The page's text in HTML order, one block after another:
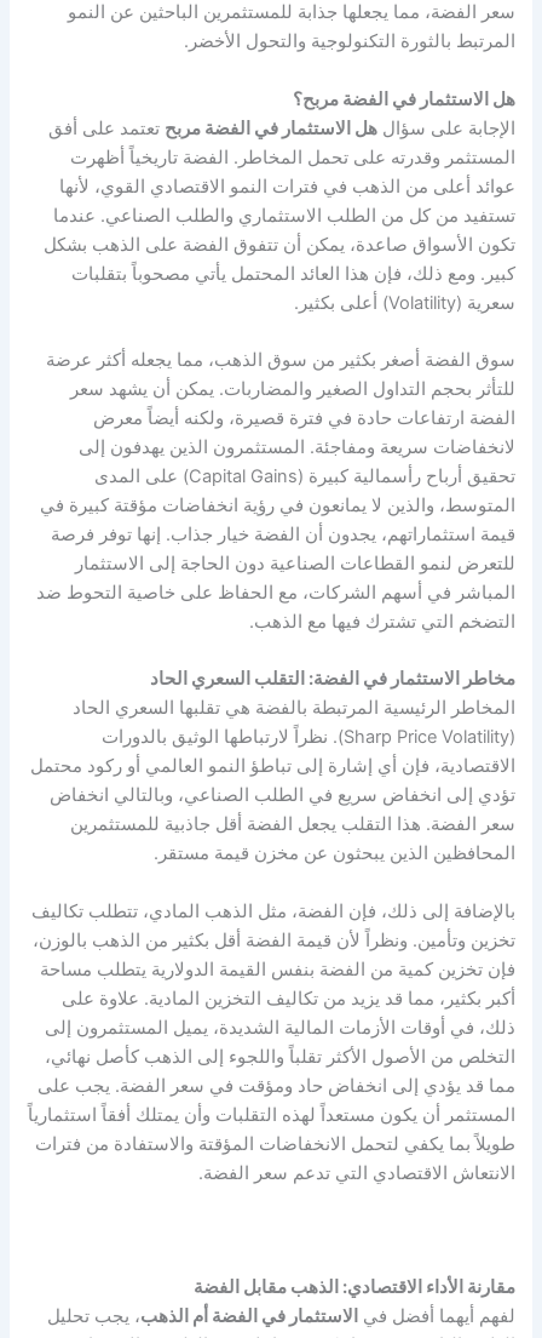
سعر الفضة، مما يجعلها جذابة للمستثمرين الباحثين عن النمو
المرتبط بالثورة التكنولوجية والتحول الأخضر.
هل الاستثمار في الفضة مربح؟
الإجابة على سؤال هل الاستثمار في الفضة مربحتعتمد على أفق
المستثمر وقدرته على تحمل المخاطر. الفضة تاريخياً أظهرت
عوائد أعلى من الذهب في فترات النمو الاقتصادي القوي، لأنها
تستفيد من كل من الطلب الاستثماري والطلب الصناعي. عندما
تكون الأسواق صاعدة، يمكن أن تتفوق الفضة على الذهب بشكل
كبير. ومع ذلك، فإن هذا العائد المحتمل يأتي مصحوباً بتقلبات
سعرية (Volatility) أعلى بكثير.
سوق الفضة أصغر بكثير من سوق الذهب، مما يجعله أكثر عرضة
للتأثر بحجم التداول الصغير والمضاربات. يمكن أن يشهد سعر
الفضة ارتفاعات حادة في فترة قصيرة، ولكنه أيضاً معرض
لانخفاضات سريعة ومفاجئة. المستثمرون الذين يهدفون إلى
تحقيق أرباح رأسمالية كبيرة (Capital Gains) على المدى
المتوسط، والذين لا يمانعون في رؤية انخفاضات مؤقتة كبيرة في
قيمة استثماراتهم، يجدون أن الفضة خيار جذاب. إنها توفر فرصة
للتعرض لنمو القطاعات الصناعية دون الحاجة إلى الاستثمار
المباشر في أسهم الشركات، مع الحفاظ على خاصية التحوط ضد
التضخم التي تشترك فيها مع الذهب.
مخاطر الاستثمار في الفضة: التقلب السعري الحاد
المخاطر الرئيسية المرتبطة بالفضة هي تقلبها السعري الحاد
(Sharp Price Volatility). نظراً لارتباطها الوثيق بالدورات
الاقتصادية، فإن أي إشارة إلى تباطؤ النمو العالمي أو ركود محتمل
تؤدي إلى انخفاض سريع في الطلب الصناعي، وبالتالي انخفاض
سعر الفضة. هذا التقلب يجعل الفضة أقل جاذبية للمستثمرين
المحافظين الذين يبحثون عن مخزن قيمة مستقر.
بالإضافة إلى ذلك، فإن الفضة، مثل الذهب المادي، تتطلب تكاليف
تخزين وتأمين. ونظراً لأن قيمة الفضة أقل بكثير من الذهب بالوزن،
فإن تخزين كمية من الفضة بنفس القيمة الدولارية يتطلب مساحة
أكبر بكثير، مما قد يزيد من تكاليف التخزين المادية. علاوة على
ذلك، في أوقات الأزمات المالية الشديدة، يميل المستثمرون إلى
التخلص من الأصول الأكثر تقلباً واللجوء إلى الذهب كأصل نهائي،
مما قد يؤدي إلى انخفاض حاد ومؤقت في سعر الفضة. يجب على
المستثمر أن يكون مستعداً لهذه التقلبات وأن يمتلك أفقاً استثمارياً
طويلاً بما يكفي لتحمل الانخفاضات المؤقتة والاستفادة من فترات
الانتعاش الاقتصادي التي تدعم سعر الفضة.
مقارنة الأداء الاقتصادي: الذهب مقابل الفضة
لفهم أيهما أفضل في الاستثمار في الفضة أم الذهب، يجب تحليل